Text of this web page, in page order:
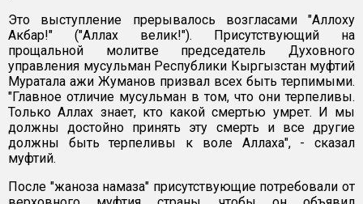
Это выступление прерывалось возгласами "Аллоху
Акбар!" ("Аллах велик!"). Присутствующий на
прощальной молитве председатель Духовного
управления мусульман Республики Кыргызстан муфтий
Муратала ажи Жуманов призвал всех быть терпимыми.
"Главное отличие мусульман в том, что они терпеливы.
Только Аллах знает, кто какой смертью умрет. И мы
должны достойно принять эту смерть и все другие
должны быть терпеливы к воле Аллаха", - сказал
муфтий.
После "жаноза намаза" присутствующие потребовали от